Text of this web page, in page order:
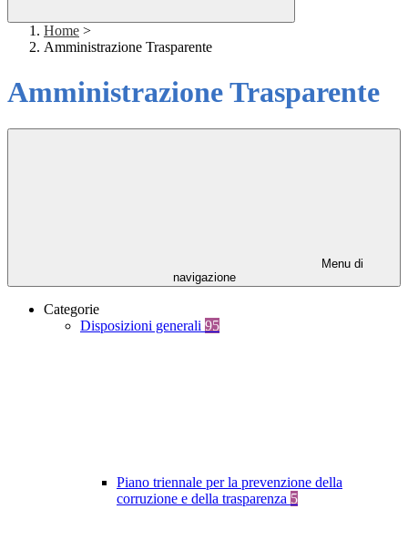
Home >
Amministrazione Trasparente
Amministrazione Trasparente
Menu di
navigazione
Categorie
Disposizioni generali 95
Piano triennale per la prevenzione della
corruzione e della trasparenza 5